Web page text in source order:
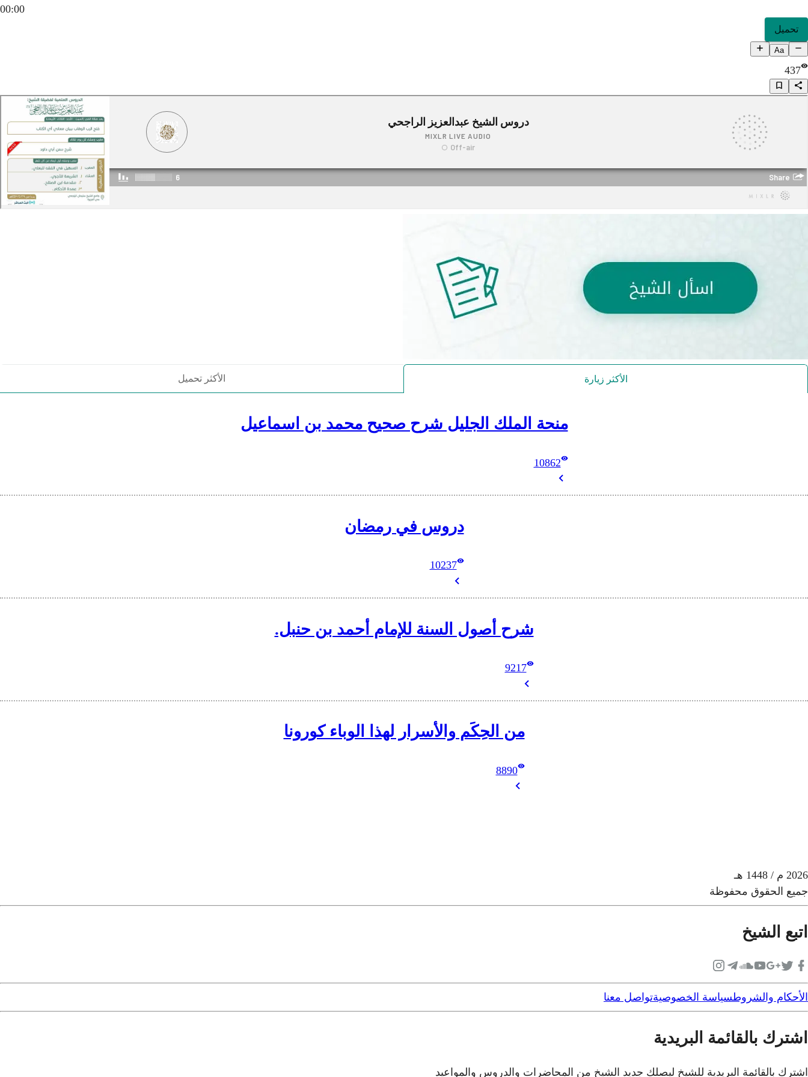
00:00
تحميل
Aa
437
الأكثر زيارة الأكثر تحميل
منحة الملك الجليل شرح صحيح محمد بن اسماعيل
10862
دروس في رمضان
10237
شرح أصول السنة للإمام أحمد بن حنبل.
9217
من الحِكَم والأسرار لهذا الوباء كورونا
8890
2026 م / 1448 هـ
جميع الحقوق محفوظة
اتبع الشيخ
الأحكام والشروطسياسة الخصوصيةتواصل معنا
اشترك بالقائمة البريدية
اشترك بالقائمة البريدية للشيخ ليصلك جديد الشيخ من المحاضرات والدروس والمواعيد